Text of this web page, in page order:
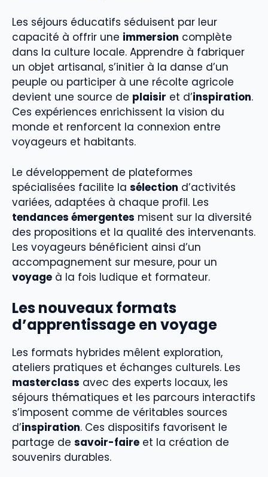
Les séjours éducatifs séduisent par leur
capacité à offrir une immersion complète
dans la culture locale. Apprendre à fabriquer
un objet artisanal, s’initier à la danse d’un
peuple ou participer à une récolte agricole
devient une source de plaisir et d’inspiration.
Ces expériences enrichissent la vision du
monde et renforcent la connexion entre
voyageurs et habitants.
Le développement de plateformes
spécialisées facilite la sélection d’activités
variées, adaptées à chaque profil. Les
tendances émergentes misent sur la diversité
des propositions et la qualité des intervenants.
Les voyageurs bénéficient ainsi d’un
accompagnement sur mesure, pour un
voyage à la fois ludique et formateur.
Les nouveaux formats
d’apprentissage en voyage
Les formats hybrides mêlent exploration,
ateliers pratiques et échanges culturels. Les
masterclass avec des experts locaux, les
séjours thématiques et les parcours interactifs
s’imposent comme de véritables sources
d’inspiration. Ces dispositifs favorisent le
partage de savoir-faire et la création de
souvenirs durables.